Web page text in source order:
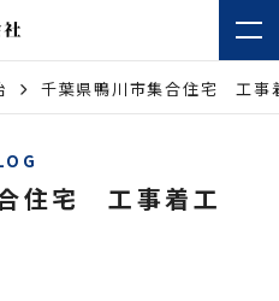
千葉県鴨川市集合住宅 工事
住宅 工事着工